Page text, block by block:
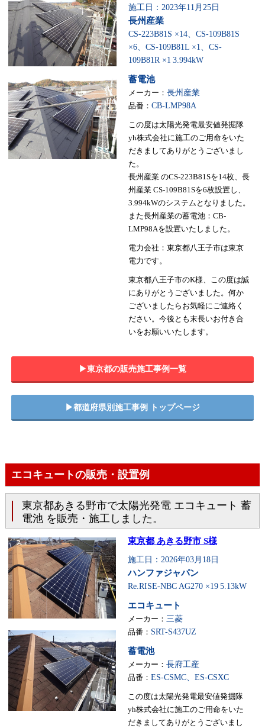
施工日：2023年11月25日
長州産業
CS-223B81S ×14、CS-109B81S
×6、CS-109B81L ×1、CS-
109B81R ×1 3.994kW
蓄電池
メーカー： 長州産業
品番： CB-LMP98A
この度は太陽光発電最安値発掘隊
yh株式会社に施工のご用命をいた
だきましてありがとうございまし
た。
長州産業 のCS-223B81Sを14枚、長
州産業 CS-109B81Sを6枚設置し、
3.994kWのシステムとなりました。
また長州産業の蓄電池：CB-
LMP98Aを設置いたしました。
電力会社：東京都八王子市は東京
電力です。
東京都八王子市のK様、この度は誠
にありがとうございました。何か
ございましたらお気軽にご連絡く
ださい。今後とも末長いお付き合
いをお願いいたします。
▶︎東京都の販売施工事例一覧
▶︎都道府県別施工事例 トップページ
エコキュートの販売・設置例
東京都あきる野市で太陽光発電 エコキュート 蓄
電池 を販売・施工しました。
東京都 あきる野市 S様
施工日：2026年03月18日
ハンファジャパン
Re.RISE-NBC AG270 ×19 5.13kW
エコキュート
メーカー： 三菱
品番： SRT-S437UZ
蓄電池
メーカー： 長府工産
品番： ES-CSMC、ES-CSXC
この度は太陽光発電最安値発掘隊
yh株式会社に施工のご用命をいた
だきましてありがとうございまし